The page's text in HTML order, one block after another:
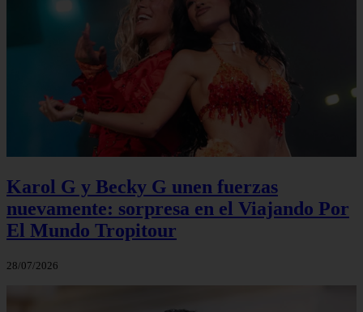
Karol G y Becky G unen fuerzas
nuevamente: sorpresa en el Viajando Por
El Mundo Tropitour
28/07/2026